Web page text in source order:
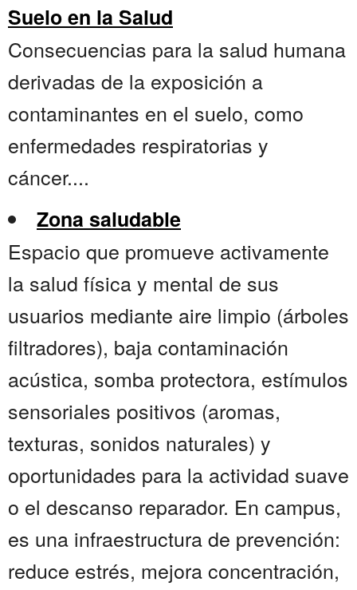
Suelo en la Salud
Consecuencias para la salud humana
derivadas de la exposición a
contaminantes en el suelo, como
enfermedades respiratorias y
cáncer....
Zona saludable
Espacio que promueve activamente
la salud física y mental de sus
usuarios mediante aire limpio (árboles
filtradores), baja contaminación
acústica, somba protectora, estímulos
sensoriales positivos (aromas,
texturas, sonidos naturales) y
oportunidades para la actividad suave
o el descanso reparador. En campus,
es una infraestructura de prevención:
reduce estrés, mejora concentración,